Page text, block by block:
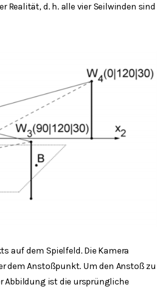
Realität, d. h. alle vier Seilwinden sind
auf dem Spielfeld. Die Kamera
dem Anstoßpunkt. Um den Anstoß zu
Abbildung ist die ursprüngliche